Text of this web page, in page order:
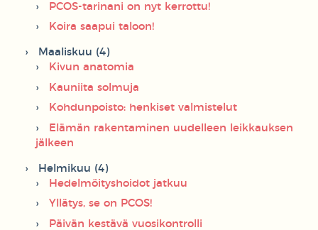
PCOS-tarinani on nyt kerrottu!
Koira saapui taloon!
Maaliskuu (4)
Kivun anatomia
Kauniita solmuja
Kohdunpoisto: henkiset valmistelut
Elämän rakentaminen uudelleen leikkauksen
jälkeen
Helmikuu (4)
Hedelmöityshoidot jatkuu
Yllätys, se on PCOS!
Päivän kestävä vuosikontrolli